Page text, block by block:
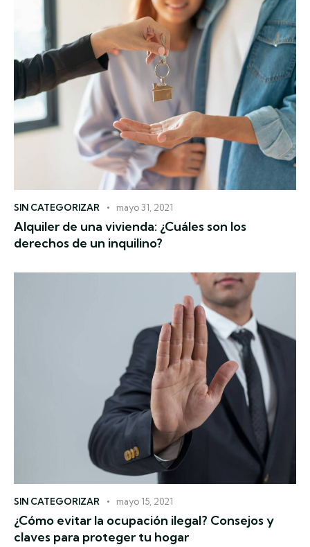
SIN CATEGORIZAR mayo 31, 2021
Alquiler de una vivienda: ¿Cuáles son los
derechos de un inquilino?
SIN CATEGORIZAR mayo 15, 2021
¿Cómo evitar la ocupación ilegal? Consejos y
claves para proteger tu hogar